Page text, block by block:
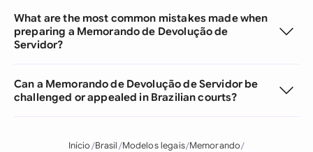
What are the most common mistakes made when
preparing a Memorando de Devolução de
Servidor?
Can a Memorando de Devolução de Servidor be
challenged or appealed in Brazilian courts?
Início Brasil Modelos legais Memorando